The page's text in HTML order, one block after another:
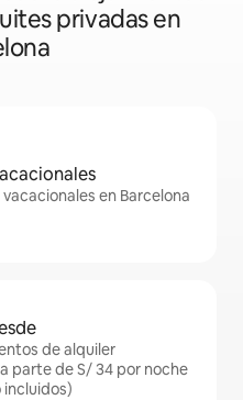
privadas en
en Barcelona
de alquiler
parte de S/ 34 por noche